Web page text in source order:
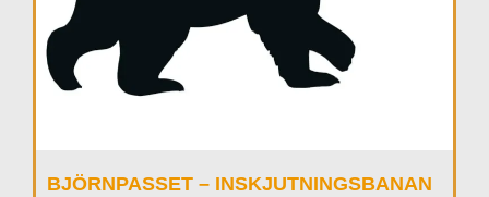
BJÖRNPASSET – INSKJUTNINGSBANAN